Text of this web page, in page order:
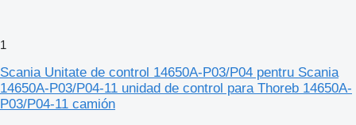
1
Scania Unitate de control 14650A-P03/P04 pentru Scania
14650A-P03/P04-11 unidad de control para Thoreb 14650A-
P03/P04-11 camión